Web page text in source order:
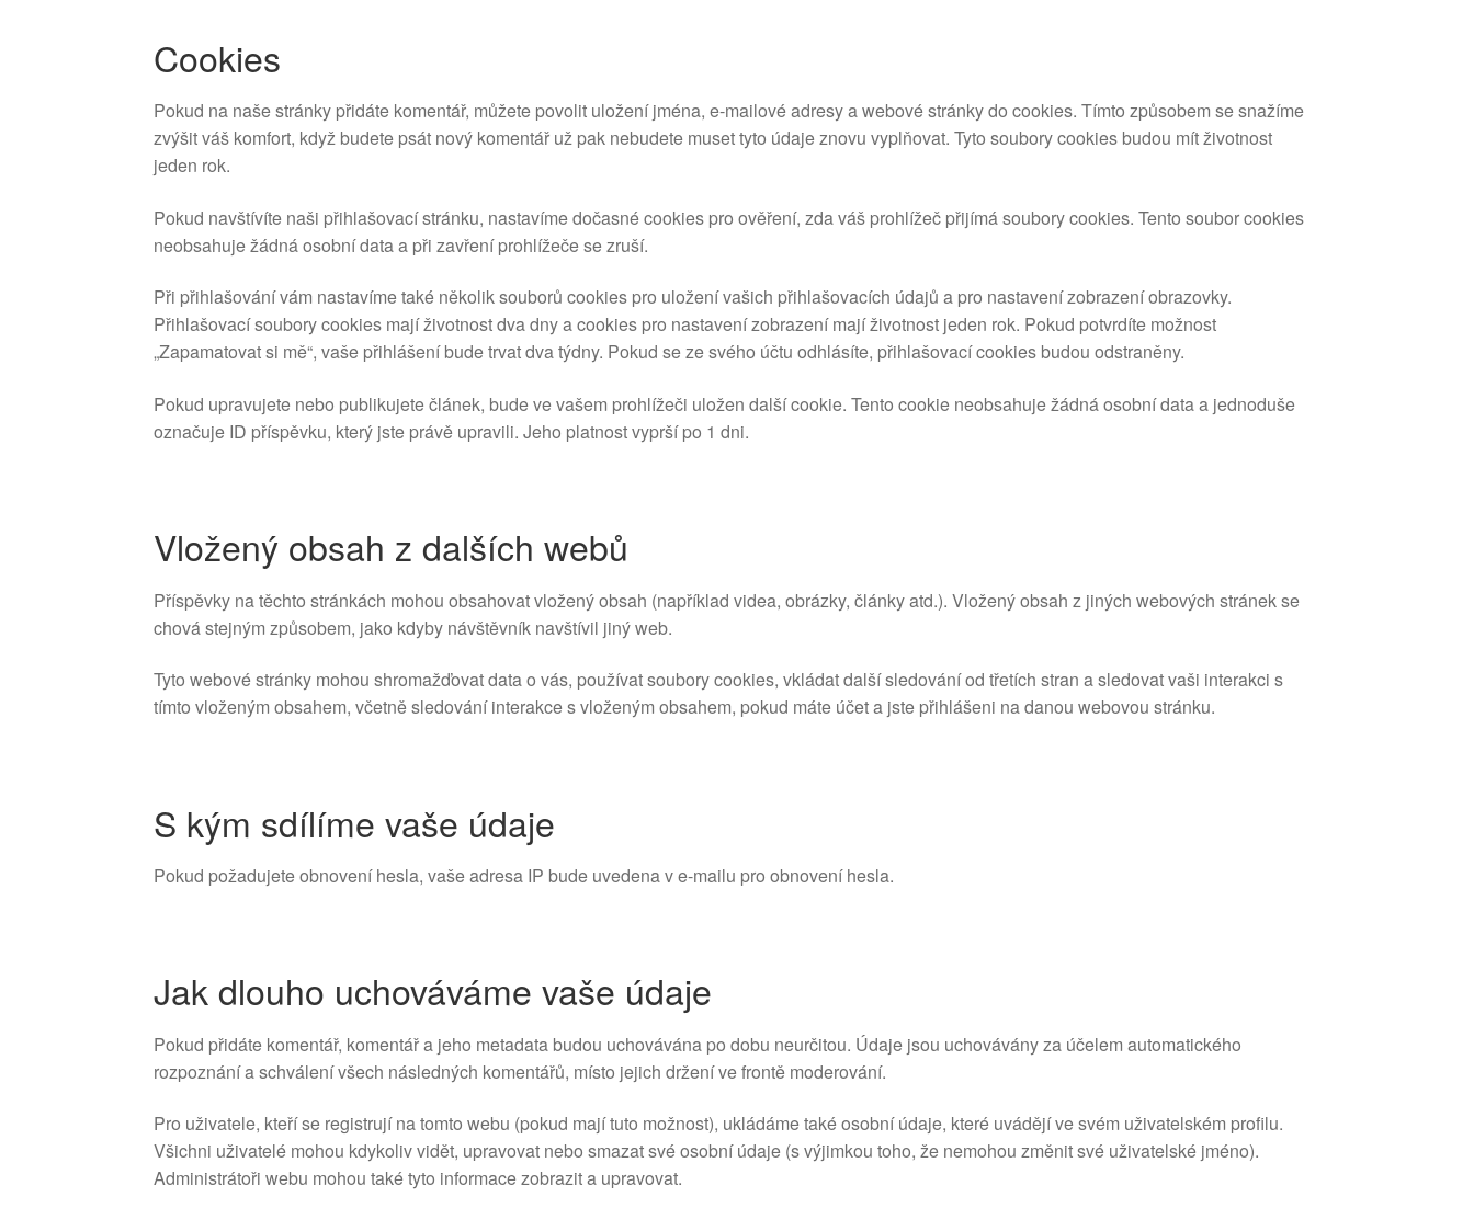
Cookies
Pokud na naše stránky přidáte komentář, můžete povolit uložení jména, e-mailové adresy a webové stránky do cookies. Tímto způsobem se snažíme
zvýšit váš komfort, když budete psát nový komentář už pak nebudete muset tyto údaje znovu vyplňovat. Tyto soubory cookies budou mít životnost
jeden rok.
Pokud navštívíte naši přihlašovací stránku, nastavíme dočasné cookies pro ověření, zda váš prohlížeč přijímá soubory cookies. Tento soubor cookies
neobsahuje žádná osobní data a při zavření prohlížeče se zruší.
Při přihlašování vám nastavíme také několik souborů cookies pro uložení vašich přihlašovacích údajů a pro nastavení zobrazení obrazovky.
Přihlašovací soubory cookies mají životnost dva dny a cookies pro nastavení zobrazení mají životnost jeden rok. Pokud potvrdíte možnost
„Zapamatovat si mě“, vaše přihlášení bude trvat dva týdny. Pokud se ze svého účtu odhlásíte, přihlašovací cookies budou odstraněny.
Pokud upravujete nebo publikujete článek, bude ve vašem prohlížeči uložen další cookie. Tento cookie neobsahuje žádná osobní data a jednoduše
označuje ID příspěvku, který jste právě upravili. Jeho platnost vyprší po 1 dni.
Vložený obsah z dalších webů
Příspěvky na těchto stránkách mohou obsahovat vložený obsah (například videa, obrázky, články atd.). Vložený obsah z jiných webových stránek se
chová stejným způsobem, jako kdyby návštěvník navštívil jiný web.
Tyto webové stránky mohou shromažďovat data o vás, používat soubory cookies, vkládat další sledování od třetích stran a sledovat vaši interakci s
tímto vloženým obsahem, včetně sledování interakce s vloženým obsahem, pokud máte účet a jste přihlášeni na danou webovou stránku.
S kým sdílíme vaše údaje
Pokud požadujete obnovení hesla, vaše adresa IP bude uvedena v e-mailu pro obnovení hesla.
Jak dlouho uchováváme vaše údaje
Pokud přidáte komentář, komentář a jeho metadata budou uchovávána po dobu neurčitou. Údaje jsou uchovávány za účelem automatického
rozpoznání a schválení všech následných komentářů, místo jejich držení ve frontě moderování.
Pro uživatele, kteří se registrují na tomto webu (pokud mají tuto možnost), ukládáme také osobní údaje, které uvádějí ve svém uživatelském profilu.
Všichni uživatelé mohou kdykoliv vidět, upravovat nebo smazat své osobní údaje (s výjimkou toho, že nemohou změnit své uživatelské jméno).
Administrátoři webu mohou také tyto informace zobrazit a upravovat.